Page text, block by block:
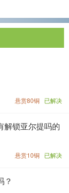
悬赏80铜 已解决
解锁亚尔提吗的
悬赏10铜 已解决
？